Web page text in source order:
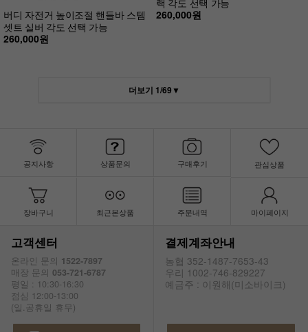
버디 자전거 높이조절 핸들바 스템
셋트 실버 각도 선택 가능
260,000원
260,000원
더보기 1/69▼
공지사항 상품문의 구매후기 관심상품
장바구니 최근본상품 주문내역 마이페이지
고객센터
온라인 문의 1522-7897
매장 문의 053-721-6787
평일 : 10:30-16:30
점심 12:00-13:00
(일.공휴일 휴무)
결제계좌안내
농협 352-1487-7653-43
우리 1002-746-829227
예금주 : 이원해(미소바이크)